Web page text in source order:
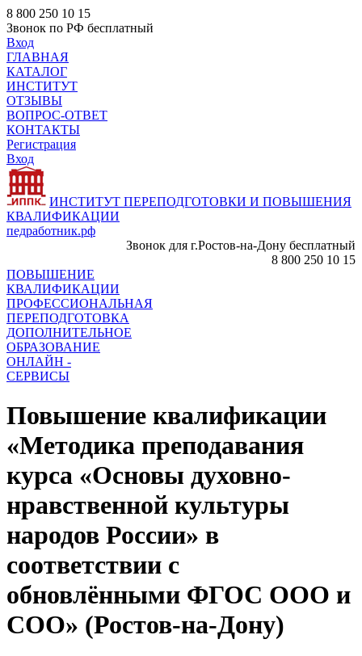
8 800 250 10 15
Звонок по РФ бесплатный
Вход
ГЛАВНАЯ
КАТАЛОГ
ИНСТИТУТ
ОТЗЫВЫ
ВОПРОС-ОТВЕТ
КОНТАКТЫ
Регистрация
Вход
ИНСТИТУТ ПЕРЕПОДГОТОВКИ И ПОВЫШЕНИЯ
КВАЛИФИКАЦИИ
педработник.рф
Звонок для г.Ростов-на-Дону бесплатный
8 800 250 10 15
ПОВЫШЕНИЕ
КВАЛИФИКАЦИИ
ПРОФЕССИОНАЛЬНАЯ
ПЕРЕПОДГОТОВКА
ДОПОЛНИТЕЛЬНОЕ
ОБРАЗОВАНИЕ
ОНЛАЙН -
СЕРВИСЫ
Повышение квалификации
«Методика преподавания
курса «Основы духовно-
нравственной культуры
народов России» в
соответствии с
обновлёнными ФГОС ООО и
СОО» (Ростов-на-Дону)